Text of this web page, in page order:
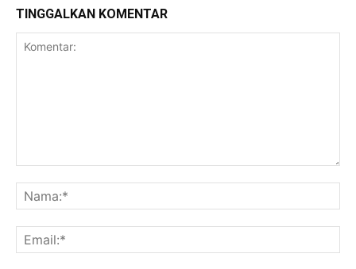
TINGGALKAN KOMENTAR